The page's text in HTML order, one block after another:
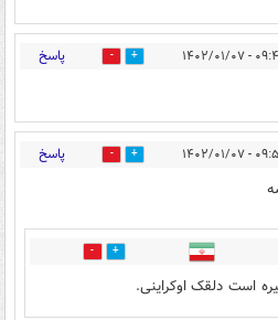
۱۴۰۲/۰۱/۰۷ 0 پاسخ
۱۴۰۲/۰۱/۰۷ 2 پاسخ
0
است دلقک اوکراینی.